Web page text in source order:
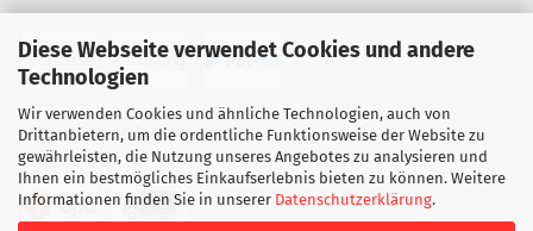
Diese Webseite verwendet Cookies und andere
Technologien
Wir verwenden Cookies und ähnliche Technologien, auch von
Drittanbietern, um die ordentliche Funktionsweise der Website zu
gewährleisten, die Nutzung unseres Angebotes zu analysieren und
Ihnen ein bestmögliches Einkaufserlebnis bieten zu können. Weitere
Informationen finden Sie in unserer Datenschutzerklärung.
Unsere Versandarten: